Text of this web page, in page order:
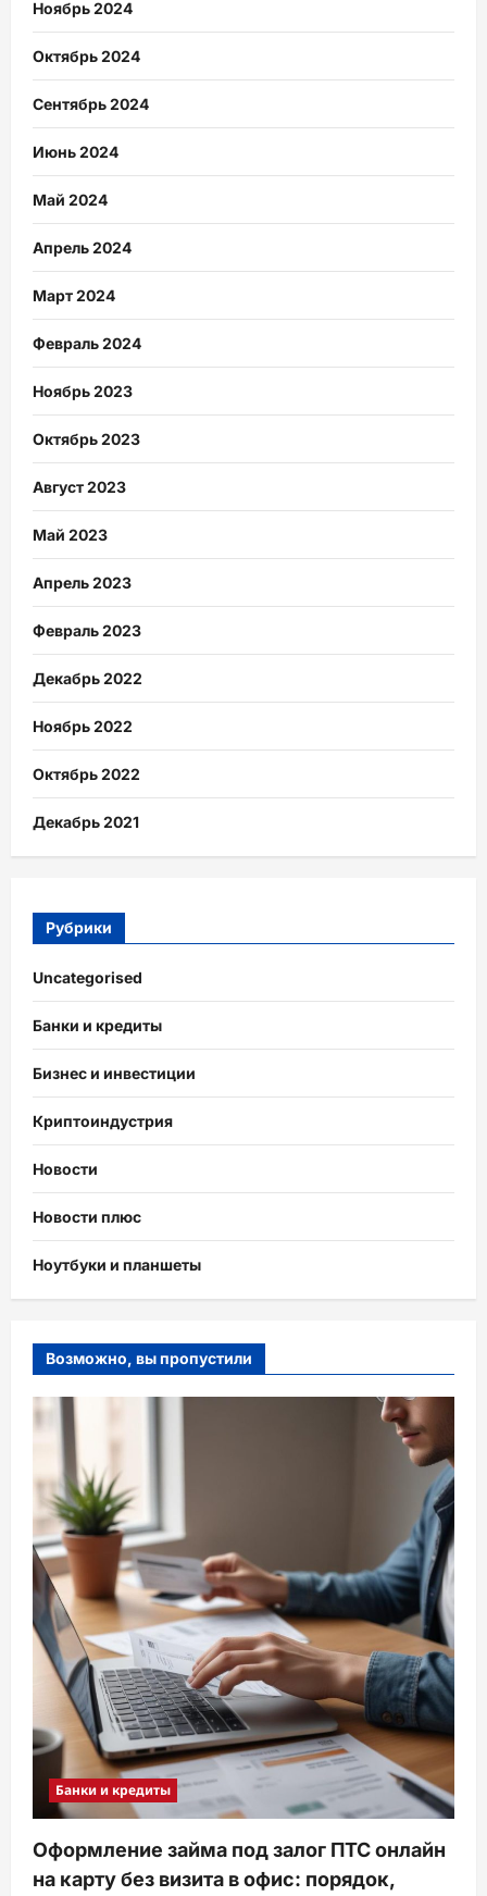
Ноябрь 2024
Октябрь 2024
Сентябрь 2024
Июнь 2024
Май 2024
Апрель 2024
Март 2024
Февраль 2024
Ноябрь 2023
Октябрь 2023
Август 2023
Май 2023
Апрель 2023
Февраль 2023
Декабрь 2022
Ноябрь 2022
Октябрь 2022
Декабрь 2021
Рубрики
Uncategorised
Банки и кредиты
Бизнес и инвестиции
Криптоиндустрия
Новости
Новости плюс
Ноутбуки и планшеты
Возможно, вы пропустили
Банки и кредиты
Оформление займа под залог ПТС онлайн
на карту без визита в офис: порядок,